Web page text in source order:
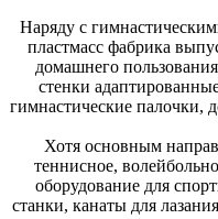
Наряду с
пластмасс фабрика
домашнего
стенки
гимнастические палочки,
Хотя основным
теннисное,
оборудование для
станки, канаты для